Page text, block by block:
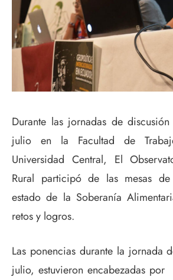
Durante las jornadas de
julio en la Facultad de
Universidad Central, El
Rural participó de las mesas
estado de la Soberanía
retos y logros.
Las ponencias durante la jornada
julio, estuvieron encabezadas por